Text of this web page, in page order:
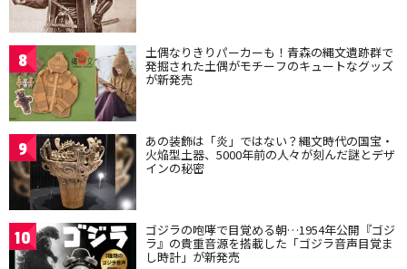
8 土偶なりきりパーカーも！青森の縄文遺跡群で
発掘された土偶がモチーフのキュートなグッズ
が新発売
9 あの装飾は「炎」ではない？縄文時代の国宝・
火焔型土器、5000年前の人々が刻んだ謎とデザ
インの秘密
10 ゴジラの咆哮で目覚める朝…1954年公開『ゴジ
ラ』の貴重音源を搭載した「ゴジラ音声目覚ま
し時計」が新発売